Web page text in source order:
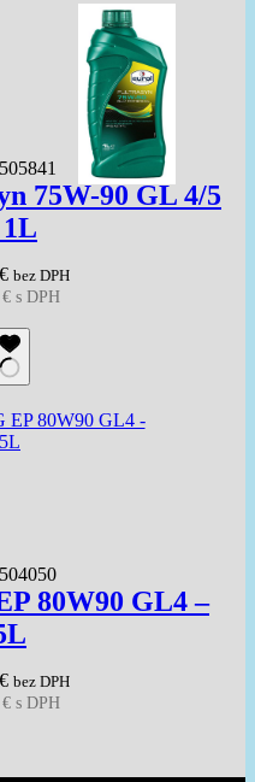
75W-90 GL 4/5
€ bez DPH
€ s DPH
80W90 GL4 –
€ bez DPH
€ s DPH